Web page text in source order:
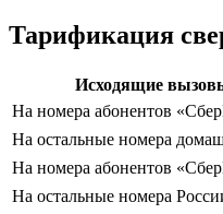
Тарификация
Исходящие
На номера абонентов
На остальные номера
На номера абонентов
На остальные номера